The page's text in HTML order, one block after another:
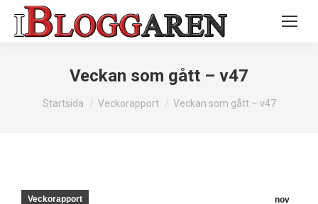
Veckan som gått – v47
Du är här:
Startsida Veckorapport Veckan som gått – v47
nov
Veckorapport